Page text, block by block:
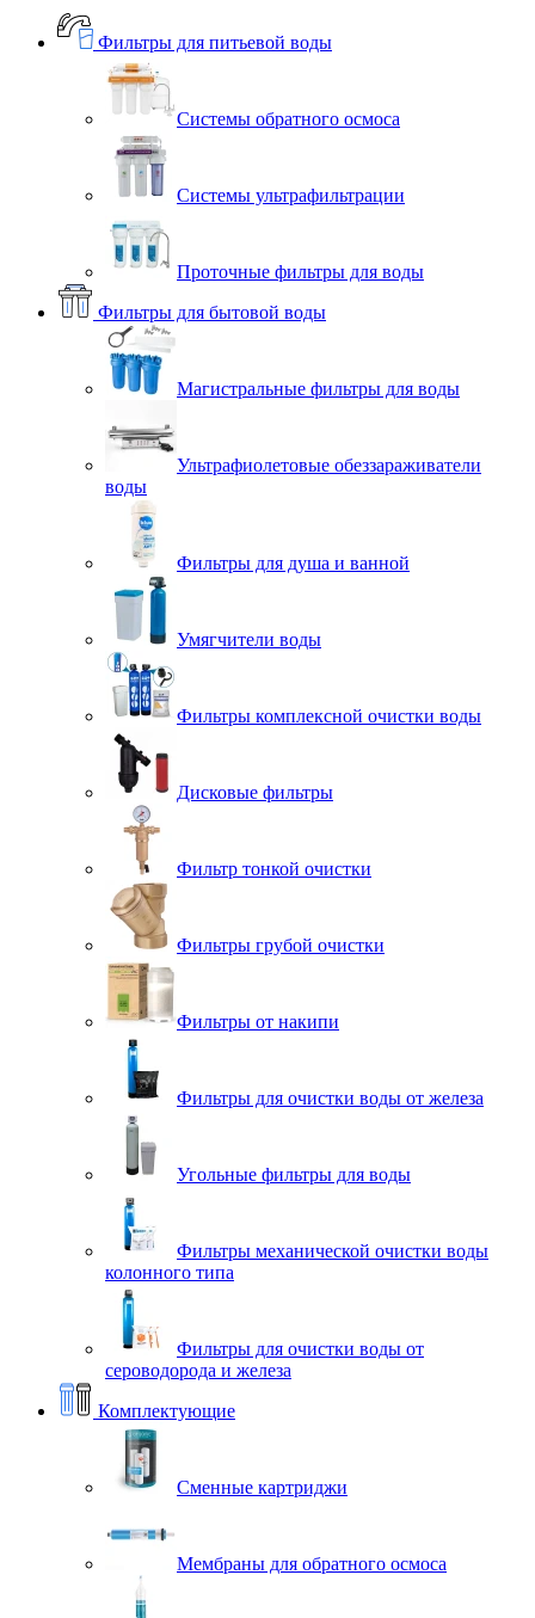
Фильтры для питьевой воды
Системы обратного осмоса
Системы ультрафильтрации
Проточные фильтры для воды
Фильтры для бытовой воды
Магистральные фильтры для воды
Ультрафиолетовые обеззараживатели
воды
Фильтры для душа и ванной
Умягчители воды
Фильтры комплексной очистки воды
Дисковые фильтры
Фильтр тонкой очистки
Фильтры грубой очистки
Фильтры от накипи
Фильтры для очистки воды от железа
Угольные фильтры для воды
Фильтры механической очистки воды
колонного типа
Фильтры для очистки воды от
сероводорода и железа
Комплектующие
Сменные картриджи
Мембраны для обратного осмоса